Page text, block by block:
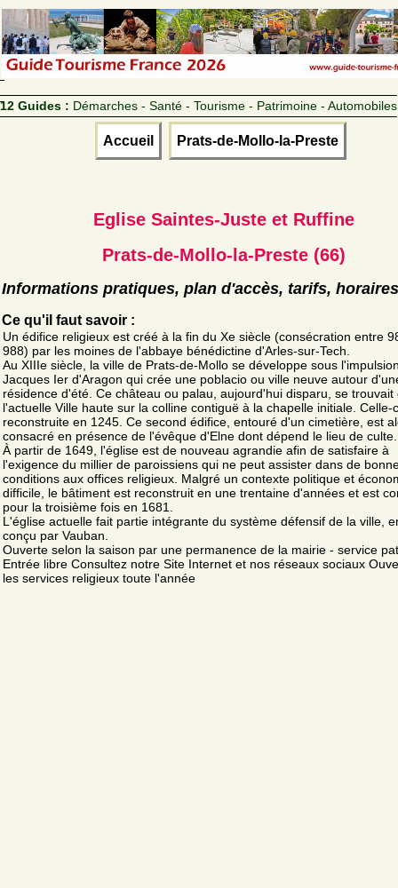
12 Guides : Démarches - Santé - Tourisme - Patrimoine - Automobiles
Accueil Prats-de-Mollo-la-Preste
Eglise Saintes-Juste et Ruffine
Prats-de-Mollo-la-Preste (66)
Informations pratiques, plan d'accès, tarifs, horaires
Ce qu'il faut savoir :
Un édifice religieux est créé à la fin du Xe siècle (consécration entre
988) par les moines de l'abbaye bénédictine d'Arles-sur-Tech.
Au XIIIe siècle, la ville de Prats-de-Mollo se développe sous
Jacques Ier d'Aragon qui crée une poblacio ou ville neuve autour
résidence d'été. Ce château ou palau, aujourd'hui disparu, se trouvait
l'actuelle Ville haute sur la colline contiguë à la chapelle initiale. Celle-
reconstruite en 1245. Ce second édifice, entouré d'un cimetière, est
consacré en présence de l'évêque d'Elne dont dépend le lieu de culte.
À partir de 1649, l'église est de nouveau agrandie afin de satisfaire à
l'exigence du millier de paroissiens qui ne peut assister dans de
conditions aux offices religieux. Malgré un contexte politique et
difficile, le bâtiment est reconstruit en une trentaine d'années et est
pour la troisième fois en 1681.
L'église actuelle fait partie intégrante du système défensif de la ville,
conçu par Vauban.
Ouverte selon la saison par une permanence de la mairie - service
Entrée libre Consultez notre Site Internet et nos réseaux sociaux
les services religieux toute l'année